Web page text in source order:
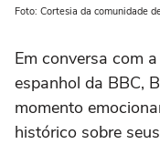
Foto: Cortesia da comunidade
Em conversa com
espanhol da BBC,
momento
histórico sobre